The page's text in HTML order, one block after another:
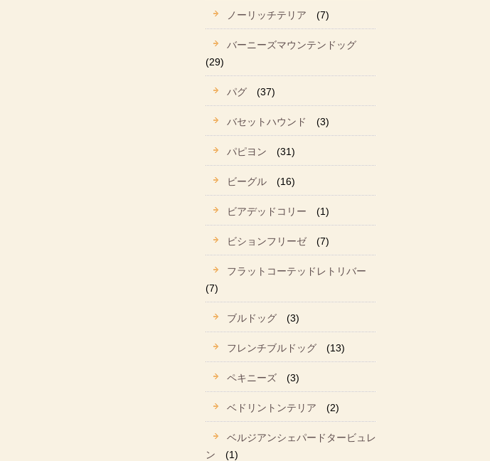
ノーリッチテリア (7)
バーニーズマウンテンドッグ
(29)
パグ (37)
バセットハウンド (3)
パピヨン (31)
ビーグル (16)
ビアデッドコリー (1)
ビションフリーゼ (7)
フラットコーテッドレトリバー
(7)
ブルドッグ (3)
フレンチブルドッグ (13)
ペキニーズ (3)
ベドリントンテリア (2)
ベルジアンシェパードタービュレ
ン
(1)